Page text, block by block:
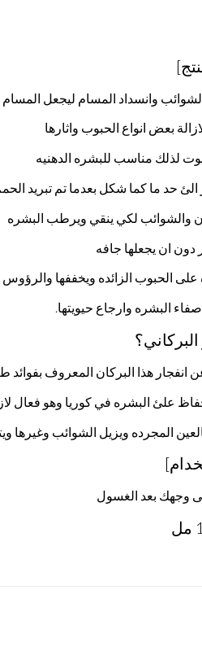
وانسداد المسام ليجعل المسام
بعض انواع الحبوب واثارها
لذلك مناسب للبشره الدهنيه
حد ما كما شكل بعدما تم تبريد الحمم
والشوائب لكي ينقي ويرطب البشره
دون ان يجعلها جافه
الحبوب الزائده ويخففها والرؤوس
البشره وارجاع حيويتها.
هذا البركان المعروف بفوائد
علئ البشره في كوريا وهو فعال
المجرده ويزيل الشوائب وغيرها
وجهك بعد الغسول